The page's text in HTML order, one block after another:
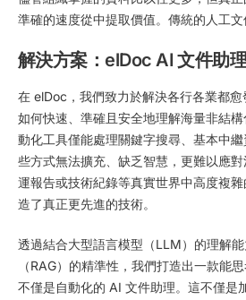
準確的速度從中提取價值。傳統的人工文
解決方案：elDoc AI 文件助理
在 elDoc，我們致力於解決各行各業都愈
如何快速、準確且安全地理解海量非結
動化工具僅能處理關鍵字搜尋、基本中
些方式無法擴充、缺乏智慧，更難以應
運報告或技術紀錄等真實世界中高度複
造了真正更先進的技術。
透過結合大型語言模型（LLM）的理解
（RAG）的精準性，我們打造出一款能
不僅是自動化的 AI 文件助理。這不僅是